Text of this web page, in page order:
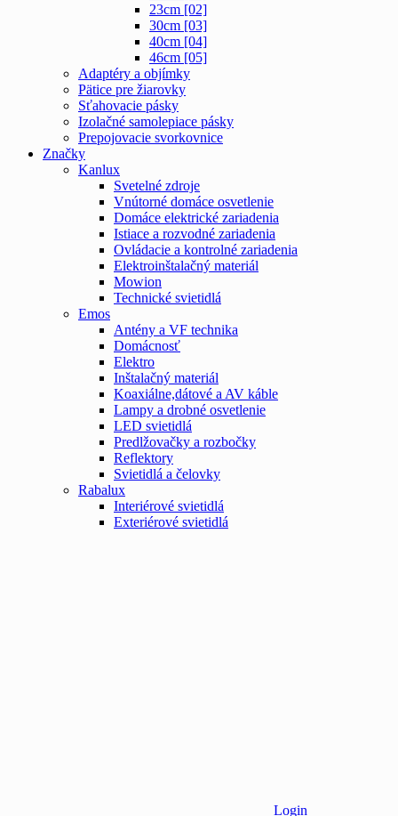
23cm [02]
30cm [03]
40cm [04]
46cm [05]
Adaptéry a objímky
Pätice pre žiarovky
Sťahovacie pásky
Izolačné samolepiace pásky
Prepojovacie svorkovnice
Značky
Kanlux
Svetelné zdroje
Vnútorné domáce osvetlenie
Domáce elektrické zariadenia
Istiace a rozvodné zariadenia
Ovládacie a kontrolné zariadenia
Elektroinštalačný materiál
Mowion
Technické svietidlá
Emos
Antény a VF technika
Domácnosť
Elektro
Inštalačný materiál
Koaxiálne,dátové a AV káble
Lampy a drobné osvetlenie
LED svietidlá
Predlžovačky a rozbočky
Reflektory
Svietidlá a čelovky
Rabalux
Interiérové svietidlá
Exteriérové svietidlá
Login